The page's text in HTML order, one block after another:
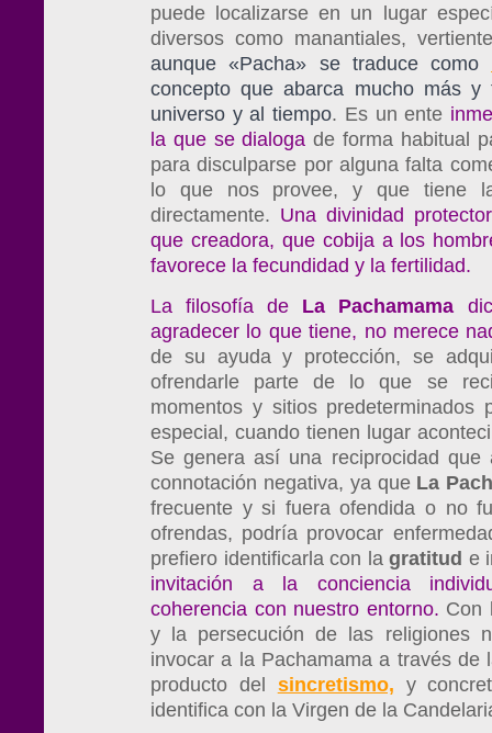
puede localizarse en un lugar
diversos como manantiales,
aunque «Pacha» se traduce como
concepto que abarca mucho más
universo y al tiempo. Es un ente
la que se dialoga de forma habitual
para disculparse por alguna falta
lo que nos provee, y que tiene
directamente. Una divinidad
que creadora, que cobija a los
favorece la fecundidad y la fertilidad.
La filosofía de La Pachamama
agradecer lo que tiene, no merece
de su ayuda y protección, se
ofrendarle parte de lo que se
momentos y sitios predeterminados
especial, cuando tienen lugar
Se genera así una reciprocidad que
connotación negativa, ya que La
frecuente y si fuera ofendida o no
ofrendas, podría provocar
prefiero identificarla con la gratitud e
invitación a la conciencia
coherencia con nuestro entorno. Con
y la persecución de las religiones
invocar a la Pachamama a través de
producto del sincretismo, y
identifica con la Virgen de la